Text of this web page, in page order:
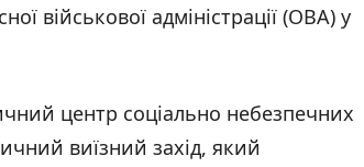
військової адміністрації (ОВА) у
центр соціально небезпечних
виїзний захід, який